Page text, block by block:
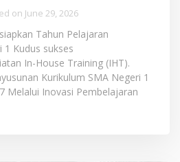
on June 29, 2026
Tahun Pelajaran
1 Kudus sukses
In-House Training (IHT).
Kurikulum SMA Negeri 1
Melalui Inovasi Pembelajaran